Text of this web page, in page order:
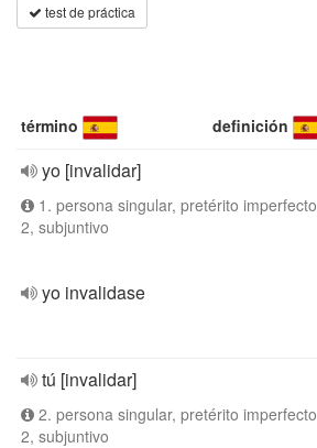
test de práctica
término definición
yo [invalidar]
1. persona singular, pretérito imperfecto
2, subjuntivo
yo invalidase
tú [invalidar]
2. persona singular, pretérito imperfecto
2, subjuntivo